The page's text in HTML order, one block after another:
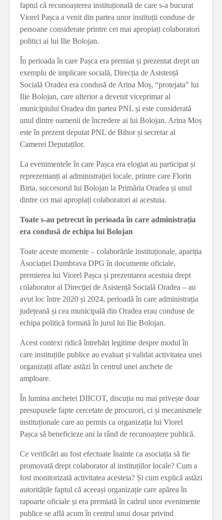
faptul că recunoașterea instituțională de care s-a bucurat
Viorel Pașca a venit din partea unor instituții conduse de
persoane considerate printre cei mai apropiați colaboratori
politici ai lui Ilie Bolojan.
În perioada în care Pașca era premiat și prezentat drept un
exemplu de implicare socială, Direcția de Asistență
Socială Oradea era condusă de Arina Moș, “protejata” lui
Ilie Bolojan, care ulterior a devenit viceprimar al
municipiului Oradea din partea PNL și este considerată
unul dintre oamenii de încredere ai lui Bolojan. Arina Moș
este în prezent deputat PNL de Bihor și secretar al
Camerei Deputaților.
La evenimentele în care Pașca era elogiat au participat și
reprezentanți ai administrației locale, printre care Florin
Birta, succesorul lui Bolojan la Primăria Oradea și unul
dintre cei mai apropiați colaboratori ai acestuia.
Toate s-au petrecut în perioada în care administrația
era condusă de echipa lui Bolojan
Toate aceste momente – colaborările instituționale, apariția
Asociației Dumbrava DPG în documente oficiale,
premierea lui Viorel Pașca și prezentarea acestuia drept
colaborator al Direcției de Asistență Socială Oradea – au
avut loc între 2020 și 2024, perioadă în care administrația
județeană și cea municipală din Oradea erau conduse de
echipa politică formată în jurul lui Ilie Bolojan.
Acest context ridică întrebări legitime despre modul în
care instituțiile publice au evaluat și validat activitatea unei
organizații aflate astăzi în centrul unei anchete de
amploare.
În lumina anchetei DIICOT, discuția nu mai privește doar
presupusele fapte cercetate de procurori, ci și mecanismele
instituționale care au permis ca organizația lui Viorel
Pașca să beneficieze ani la rând de recunoaștere publică.
Ce verificări au fost efectuate înainte ca asociația să fie
promovată drept colaborator al instituțiilor locale? Cum a
fost monitorizată activitatea acesteia? Și cum explică astăzi
autoritățile faptul că aceeași organizație care apărea în
rapoarte oficiale și era premiată în cadrul unor evenimente
publice se află acum în centrul unui dosar privind